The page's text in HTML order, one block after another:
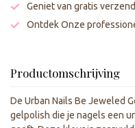
Geniet van gratis
Ontdek Onze
Productomschrijving
De Urban Nails Be Jeweled
gelpolish die je nagels een